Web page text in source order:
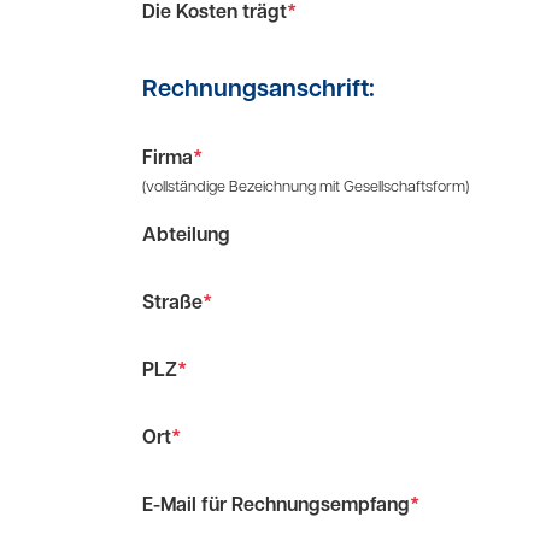
Die Kosten trägt*
Rechnungsanschrift:
Firma*
(vollständige Bezeichnung mit Gesellschaftsform)
Abteilung
Straße*
PLZ*
Ort*
E-Mail für Rechnungsempfang*